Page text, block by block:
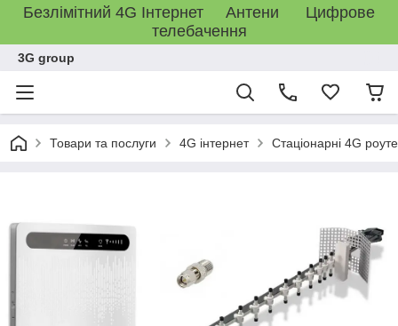
Безлімітний 4G Інтернет Антени Цифрове
телебачення
3G group
Товари та послуги 4G інтернет Стаціонарні 4G